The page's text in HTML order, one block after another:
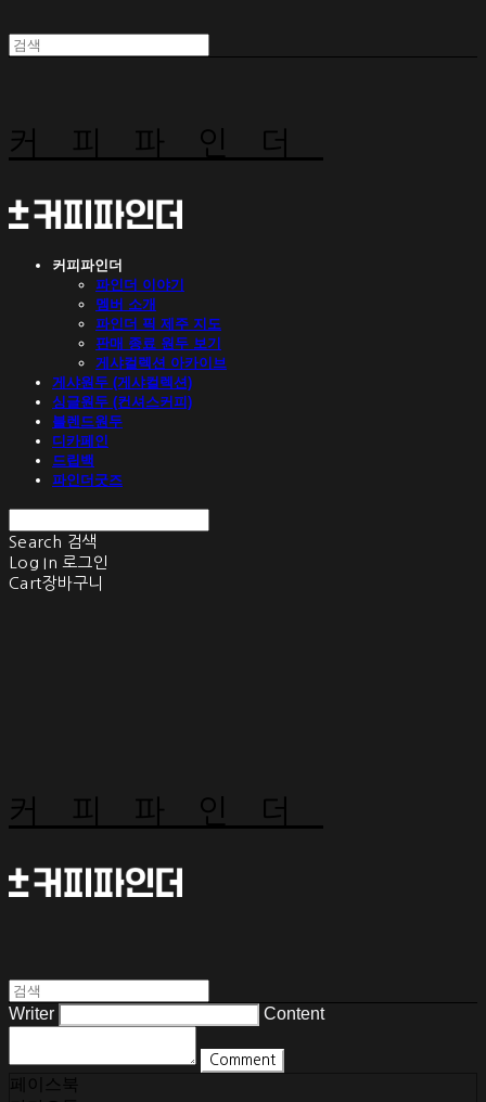
커피파인더
커피파인더
파인더 이야기
멤버 소개
파인더 픽 제주 지도
판매 종료 원두 보기
게샤컬렉션 아카이브
게샤원두 (게샤컬렉션)
싱글원두 (컨셔스커피)
블렌드원두
디카페인
드립백
파인더굿즈
Search 검색
Log In 로그인
Cart장바구니
커피파인더
Writer Content
Comment
페이스북